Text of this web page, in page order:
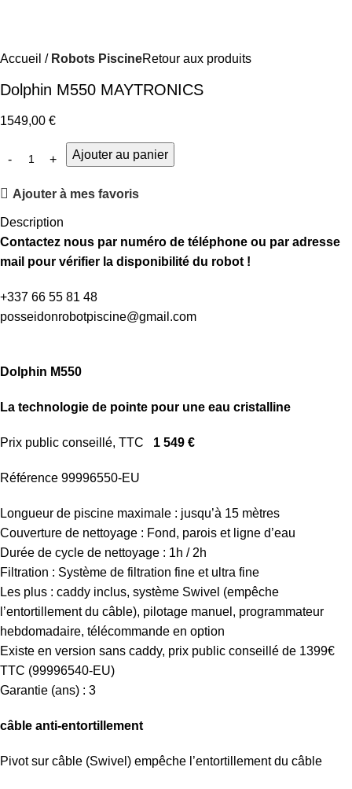
Accueil Robots PiscineRetour aux produits
Dolphin M550 MAYTRONICS
1549,00 €
Ajouter au panier
Ajouter à mes favoris
Description
Contactez nous par numéro de téléphone ou par adresse
mail pour vérifier la disponibilité du robot !
+337 66 55 81 48​
posseidonrobotpiscine@gmail.com​
Dolphin M550
La technologie de pointe pour une eau cristalline
Prix public conseillé, TTC 1 549 €
Référence 99996550-EU
Longueur de piscine maximale : jusqu’à 15 mètres
Couverture de nettoyage : Fond, parois et ligne d’eau
Durée de cycle de nettoyage : 1h / 2h
Filtration : Système de filtration fine et ultra fine
Les plus : caddy inclus, système Swivel (empêche
l’entortillement du câble), pilotage manuel, programmateur
hebdomadaire, télécommande en option
Existe en version sans caddy, prix public conseillé de 1399€
TTC (99996540-EU)
Garantie (ans) : 3
câble anti-entortillement
Pivot sur câble (Swivel) empêche l’entortillement du câble